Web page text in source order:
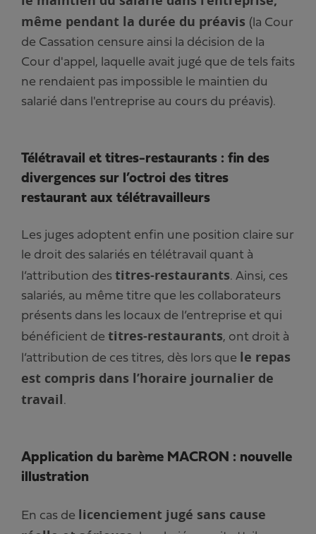
même pendant la durée du préavis (la Cour
de Cassation censure ainsi la décision de la
Cour d'appel, laquelle avait jugé que de tels faits
ne rendaient pas impossible le maintien du
salarié dans l'entreprise au cours du préavis).
Télétravail et titres-restaurants : fin des
divergences sur l’octroi des titres
restaurant aux télétravailleurs
Les juges adoptent enfin une position claire sur
le droit des salariés en télétravail quant à
l’attribution des titres-restaurants. Ainsi, ces
salariés, au même titre que les collaborateurs
présents dans les locaux de l’entreprise et qui
bénéficient de titres-restaurants, ont droit à
l’attribution de ces titres, dès lors que le repas
est compris dans l’horaire journalier de
travail.
Application du barème MACRON : nouvelle
illustration
En cas de licenciement jugé sans cause